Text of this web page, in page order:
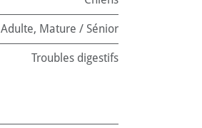
Adulte, Mature / Sénior
Troubles digestifs